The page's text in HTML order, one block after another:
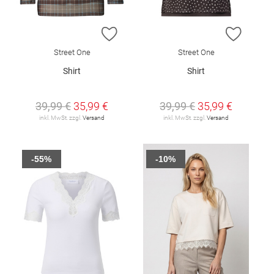
ZUR WUNSCHLISTE HINZUFÜGEN
Street One
Shirt
39,99 € 35,99 €
inkl. MwSt. zzgl. Versand
ZUR
Street One
Shirt
39,99 € 35,99 €
inkl. MwSt. zzgl. Versand
-55% -10%